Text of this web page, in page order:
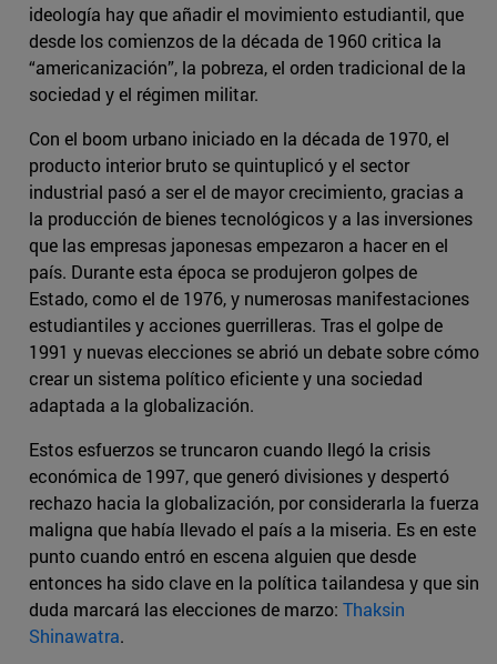
ideología hay que añadir el movimiento estudiantil, que
desde los comienzos de la década de 1960 critica la
“americanización”, la pobreza, el orden tradicional de la
sociedad y el régimen militar.
Con el boom urbano iniciado en la década de 1970, el
producto interior bruto se quintuplicó y el sector
industrial pasó a ser el de mayor crecimiento, gracias a
la producción de bienes tecnológicos y a las inversiones
que las empresas japonesas empezaron a hacer en el
país. Durante esta época se produjeron golpes de
Estado, como el de 1976, y numerosas manifestaciones
estudiantiles y acciones guerrilleras. Tras el golpe de
1991 y nuevas elecciones se abrió un debate sobre cómo
crear un sistema político eficiente y una sociedad
adaptada a la globalización.
Estos esfuerzos se truncaron cuando llegó la crisis
económica de 1997, que generó divisiones y despertó
rechazo hacia la globalización, por considerarla la fuerza
maligna que había llevado el país a la miseria. Es en este
punto cuando entró en escena alguien que desde
entonces ha sido clave en la política tailandesa y que sin
duda marcará las elecciones de marzo: Thaksin
Shinawatra.